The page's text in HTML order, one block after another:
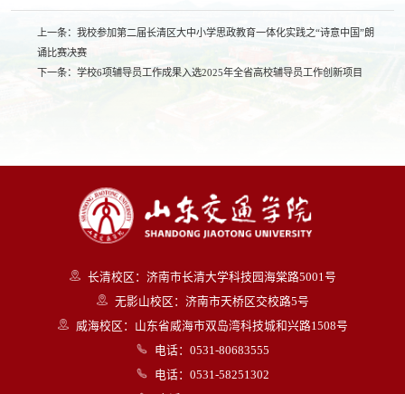
上一条： 我校参加第二届长清区大中小学思政教育一体化实践之“诗意中国”朗
诵比赛决赛
下一条： 学校6项辅导员工作成果入选2025年全省高校辅导员工作创新项目
长清校区：济南市长清大学科技园海棠路5001号
无影山校区：济南市天桥区交校路5号
威海校区：山东省威海市双岛湾科技城和兴路1508号
电话：0531-80683555
电话：0531-58251302